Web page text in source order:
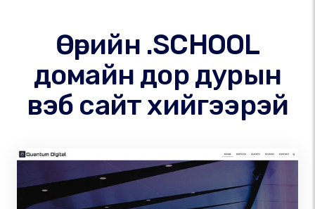
Өөрийн .SCHOOL
домайн дор дурын
вэб сайт хийгээрэй